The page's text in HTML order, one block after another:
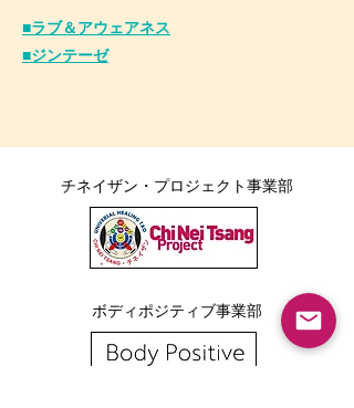
■ラブ＆アウェアネス
■ジンテーゼ
チネイザン・プロジェクト事業部
ボディポジティブ事業部